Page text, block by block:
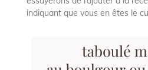
indiquant que vous en êtes le